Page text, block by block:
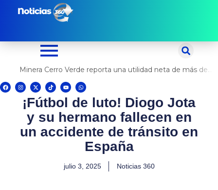
Minera Cerro Verde reporta una utilidad neta de más de US$ 500 millones
F
a
c
I
n
s
X
-
t
w
i
T
i
k
t
o
Y
o
u
e
W
h
a
t
s
p
p
¡Fútbol de luto! Diogo Jota
y su hermano fallecen en
un accidente de tránsito en
España
julio 3, 2025 Noticias 360